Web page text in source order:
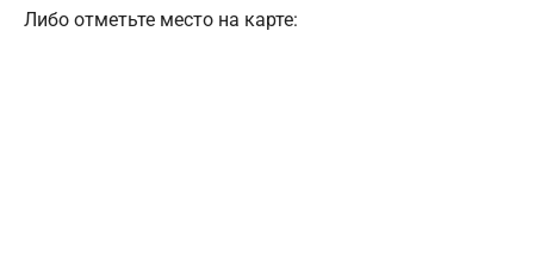
Либо отметьте место на карте: